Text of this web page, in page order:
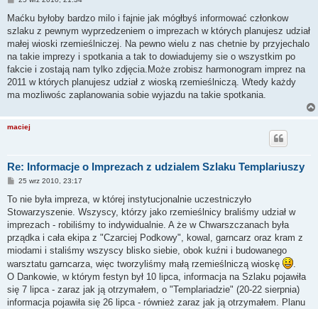
s
Maćku byłoby bardzo milo i fajnie jak mógłbyś informować członkow
szlaku z pewnym wyprzedzeniem o imprezach w których planujesz udział
małej wioski rzemieślniczej. Na pewno wielu z nas chetnie by przyjechalo
na takie imprezy i spotkania a tak to dowiadujemy sie o wszystkim po
fakcie i zostają nam tylko zdjęcia.Może zrobisz harmonogram imprez na
2011 w których planujesz udział z wioską rzemieślniczą. Wtedy każdy
ma mozliwośc zaplanowania sobie wyjazdu na takie spotkania.
maciej
Re: Informacje o Imprezach z udzialem Szlaku Templariuszy
P
s
25 wrz 2010, 23:17
To nie była impreza, w której instytucjonalnie uczestniczyło
Stowarzyszenie. Wszyscy, którzy jako rzemieślnicy braliśmy udział w
imprezach - robiliśmy to indywidualnie. A że w Chwarszczanach była
prządka i cała ekipa z "Czarciej Podkowy", kowal, garncarz oraz kram z
miodami i staliśmy wszyscy blisko siebie, obok kuźni i budowanego
warsztatu garncarza, więc tworzyliśmy małą rzemieślniczą wioskę
O Dankowie, w którym festyn był 10 lipca, informacja na Szlaku pojawiła
się 7 lipca - zaraz jak ją otrzymałem, o "Templariadzie" (20-22 sierpnia)
informacja pojawiła się 26 lipca - również zaraz jak ją otrzymałem. Planu